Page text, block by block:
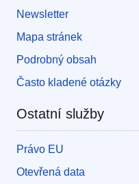
Newsletter
Mapa stránek
Podrobný obsah
Často kladené otázky
Ostatní služby
Právo EU
Otevřená data